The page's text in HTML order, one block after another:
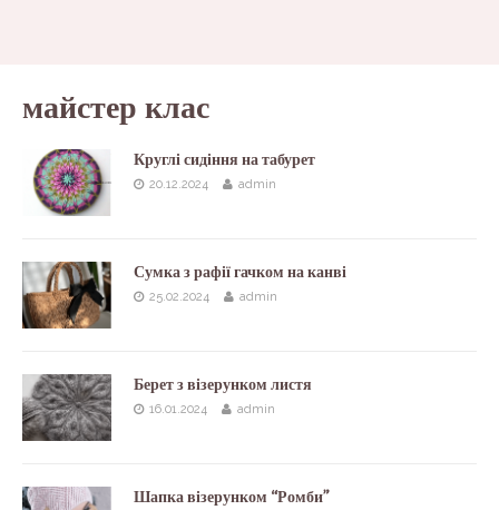
майстер клас
Круглі сидіння на табурет
20.12.2024 admin
Сумка з рафії гачком на канві
25.02.2024 admin
Берет з візерунком листя
16.01.2024 admin
Шапка візерунком “Ромби”